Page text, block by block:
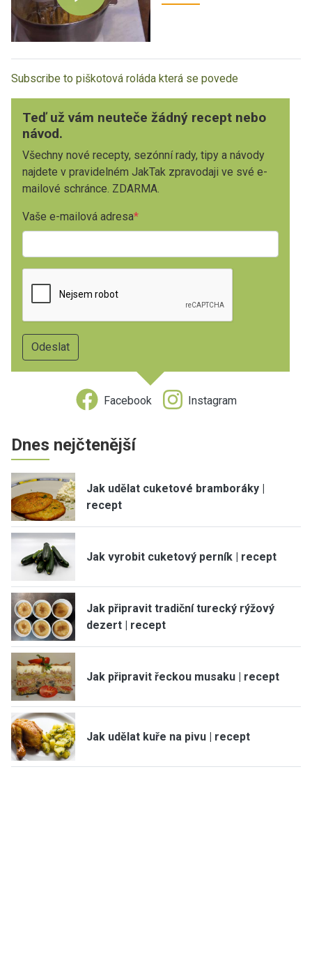
Subscribe to piškotová roláda která se povede
Teď už vám neuteče žádný recept nebo
návod.
Všechny nové recepty, sezónní rady, tipy a návody
najdete v pravidelném JakTak zpravodaji ve své e-
mailové schránce. ZDARMA.
Vaše e-mailová adresa
Facebook Instagram
Dnes nejčtenější
Jak udělat cuketové bramboráky |
recept
Jak vyrobit cuketový perník | recept
Jak připravit tradiční turecký rýžový
dezert | recept
Jak připravit řeckou musaku | recept
Jak udělat kuře na pivu | recept